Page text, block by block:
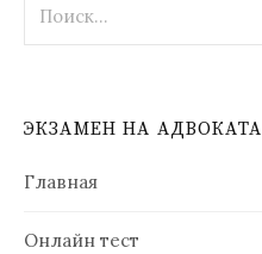
ЭКЗАМЕН НА АДВОКАТА
Главная
Онлайн тест